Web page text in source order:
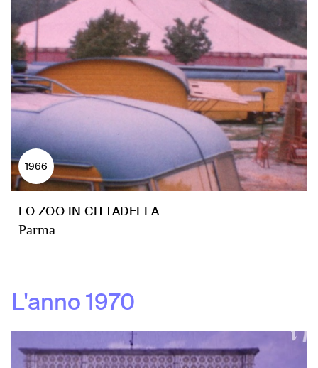
1966
LO ZOO IN CITTADELLA
Parma
L'anno1970